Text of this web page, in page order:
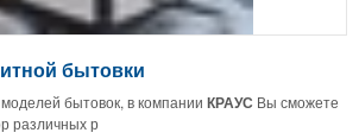
бытовки
бытовок, в компании КРАУС Вы сможете
различных р